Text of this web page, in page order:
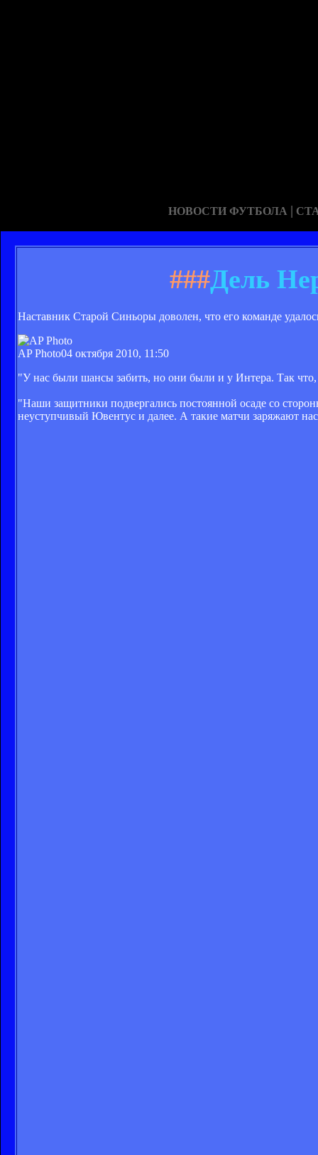
НОВОСТИ ФУТБОЛА |
###Дель
Наставник Старой Синьоры доволен, что его команде
AP Photo04 октября 2010, 11:50
"У нас были шансы забить, но они были и у Интера. Так
"Наши защитники подвергались постоянной осаде со
неуступчивый Ювентус и далее. А такие матчи заряжают